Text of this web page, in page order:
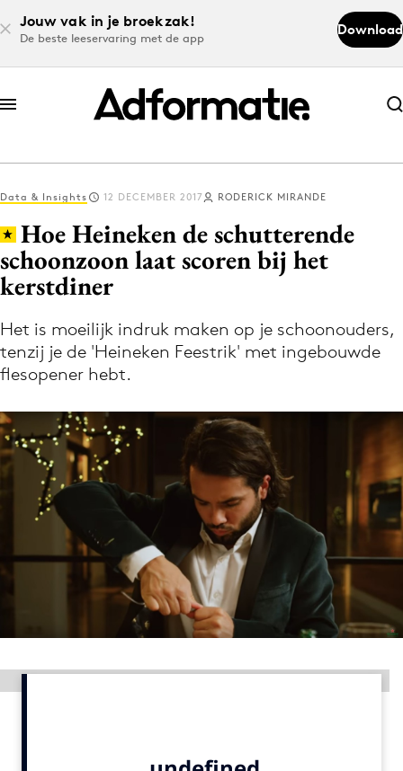
Jouw vak in je broekzak!
De beste leeservaring met de app
Download
Abonneer nu
Abonneer nu
Log in
Volg het laatste nieuws via de Adformatie
Nieuws app
Menu
Home
9 sept: GenAI-training
12 nov: MarketingLive!
Vacatures
Data & Insights 12 DECEMBER 2017 RODERICK MIRANDE
Hoe Heineken de schutterende
schoonzoon laat scoren bij het
kerstdiner
Het is moeilijk indruk maken op je schoonouders,
tenzij je de 'Heineken Feestrik' met ingebouwde
flesopener hebt.